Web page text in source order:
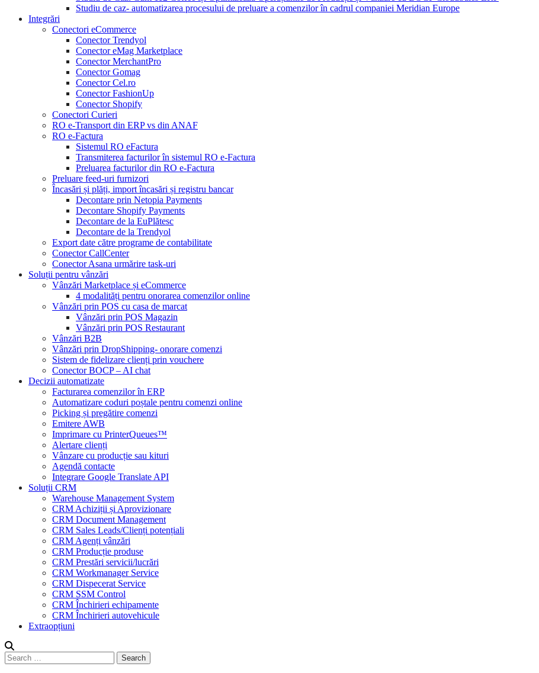
Studiu de caz- automatizarea procesului de preluare a comenzilor în cadrul companiei Meridian Europe
Integrări
Conectori eCommerce
Conector Trendyol
Conector eMag Marketplace
Conector MerchantPro
Conector Gomag
Conector Cel.ro
Conector FashionUp
Conector Shopify
Conectori Curieri
RO e-Transport din ERP vs din ANAF
RO e-Factura
Sistemul RO eFactura
Transmiterea facturilor în sistemul RO e-Factura
Preluarea facturilor din RO e-Factura
Preluare feed-uri furnizori
Încasări și plăți, import încasări și registru bancar
Decontare prin Netopia Payments
Decontare Shopify Payments
Decontare de la EuPlătesc
Decontare de la Trendyol
Export date către programe de contabilitate
Conector CallCenter
Conector Asana urmărire task-uri
Soluții pentru vânzări
Vânzări Marketplace și eCommerce
4 modalități pentru onorarea comenzilor online
Vânzări prin POS cu casa de marcat
Vânzări prin POS Magazin
Vânzări prin POS Restaurant
Vânzări B2B
Vânzări prin DropShipping- onorare comenzi
Sistem de fidelizare clienți prin vouchere
Conector BOCP – AI chat
Decizii automatizate
Facturarea comenzilor în ERP
Automatizare coduri poștale pentru comenzi online
Picking și pregătire comenzi
Emitere AWB
Imprimare cu PrinterQueues™
Alertare clienți
Vânzare cu producție sau kituri
Agendă contacte
Integrare Google Translate API
Soluții CRM
Warehouse Management System
CRM Achiziții și Aprovizionare
CRM Document Management
CRM Sales Leads/Clienți potențiali
CRM Agenți vânzări
CRM Producție produse
CRM Prestări servicii/lucrări
CRM Workmanager Service
CRM Dispecerat Service
CRM SSM Control
CRM Închirieri echipamente
CRM Închirieri autovehicule
Extraopțiuni